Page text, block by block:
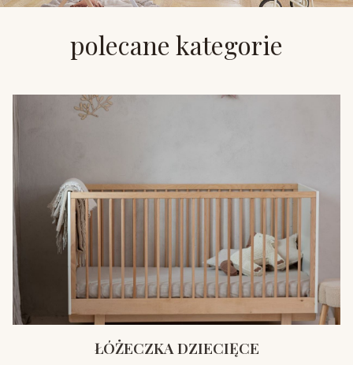
polecane kategorie
ŁÓŻECZKA DZIECIĘCE